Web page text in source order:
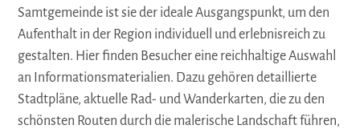
Samtgemeinde ist sie der ideale Ausgangspunkt, um den
Aufenthalt in der Region individuell und erlebnisreich zu
gestalten. Hier finden Besucher eine reichhaltige Auswahl
an Informationsmaterialien. Dazu gehören detaillierte
Stadtpläne, aktuelle Rad- und Wanderkarten, die zu den
schönsten Routen durch die malerische Landschaft führen,